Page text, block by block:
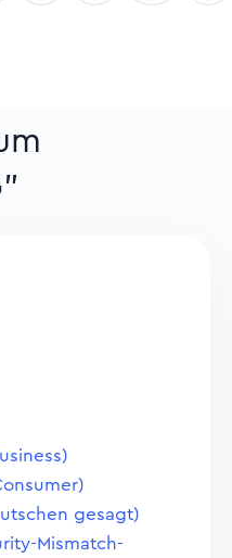
gesagt)
Mismatch-